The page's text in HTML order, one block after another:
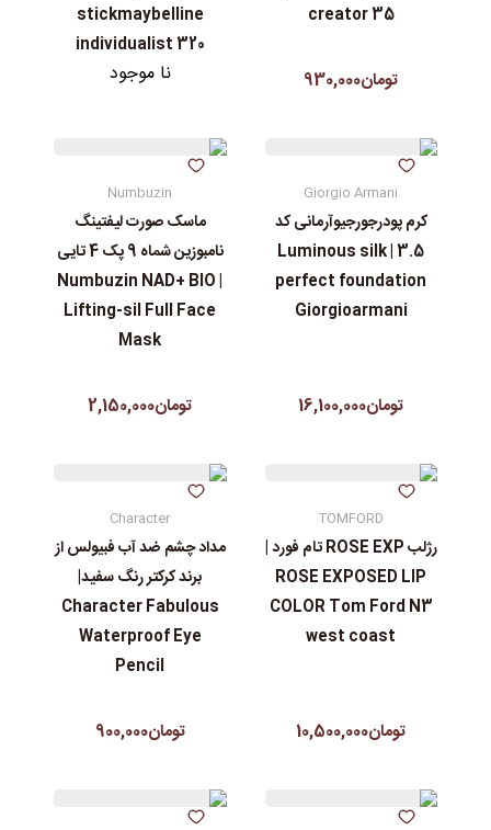
creator 35
تومان930,000
stickmaybelline
individualist 320
نا موجود
Giorgio Armani
کرم پودرجورجیوآرمانی کد
3.5 | Luminous silk
perfect foundation
Giorgioarmani
تومان16,100,000
Numbuzin
ماسک صورت لیفتینگ
نامبوزین شماه 9 پک 4 تایی
| Numbuzin NAD+ BIO
Lifting-sil Full Face
Mask
تومان2,150,000
TOMFORD
رژلب ROSE EXP تام فورد |
ROSE EXPOSED LIP
COLOR Tom Ford N3
west coast
تومان10,500,000
Character
مداد چشم ضد آب فبیولس از
برند کرکتر رنگ سفید|
Character Fabulous
Waterproof Eye
Pencil
تومان900,000